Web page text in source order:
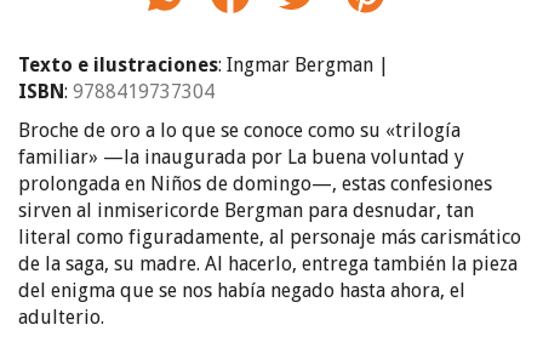
Texto e ilustraciones: Ingmar Bergman |
ISBN: 9788419737304
Broche de oro a lo que se conoce como su «trilogía
familiar» —la inaugurada por La buena voluntad y
prolongada en Niños de domingo—, estas confesiones
sirven al inmisericorde Bergman para desnudar, tan
literal como figuradamente, al personaje más carismático
de la saga, su madre. Al hacerlo, entrega también la pieza
del enigma que se nos había negado hasta ahora, el
adulterio.